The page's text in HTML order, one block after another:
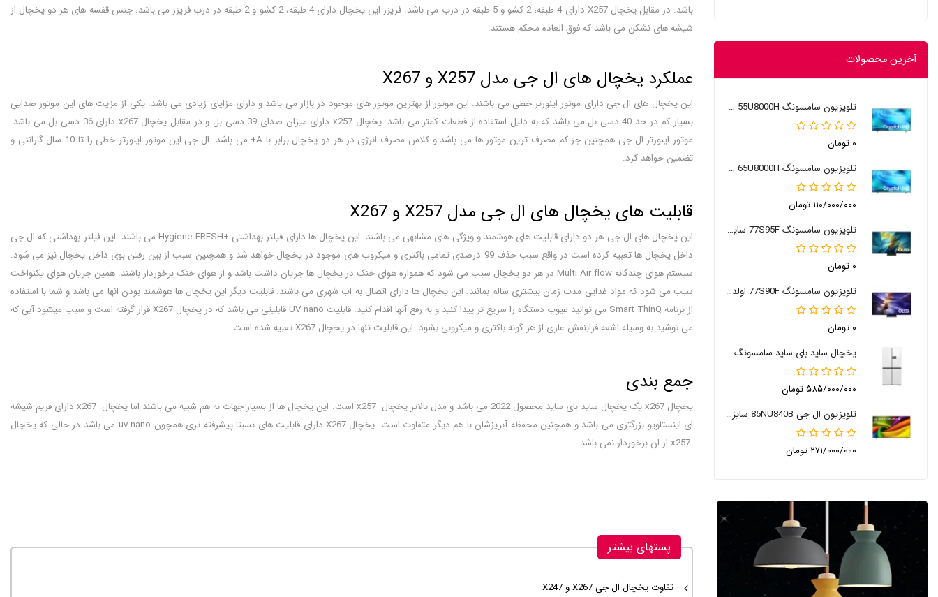
باشد. در مقابل یخچال X257 دارای 4 طبقه، 2 کشو و 5 طبقه در درب می باشد. فریزر این یخچال دارای 4 طبقه، 2 کشو و 2 طبقه در درب فریزر می باشد. جنس قفسه های هر دو یخچال از
شیشه های نشکن می باشد که فوق العاده محکم هستند.
عملکرد یخچال های ال جی مدل X257 و X267
این یخچال های ال جی دارای موتور اینورتر خطی می باشند. این موتور از بهترین موتور های موجود در بازار می باشد و دارای مزایای زیادی می باشد. یکی از مزیت های این موتور صدایی
بسیار کم در حد 40 دسی بل می باشد که به دلیل استفاده از قطعات کمتر می باشد. یخچال x257 دارای میزان صدای 39 دسی بل و در مقابل یخچال x267 دارای 36 دسی بل می باشد.
موتور اینورتر ال جی همچنین جز کم مصرف ترین موتور ها می باشد و کلاس مصرف انرژی در هر دو یخچال برابر با A+ می باشد. ال جی این موتور اینورتر خطی را تا 10 سال گارانتی و
تضمین خواهد کرد.
قابلیت های یخچال های ال جی مدل X257 و X267
این یخچال های ال جی هر دو دارای قابلیت های هوشمند و ویژگی های مشابهی می باشند. این یخچال ها دارای فیلتر بهداشتی +Hygiene FRESH می باشند. این فیلتر بهداشتی که ال جی
داخل یخچال ها تعبیه کرده است در واقع سبب حذف 99 درصدی تمامی باکتری و میکروب های موجود در یخچال خواهد شد و همچنین سبب از بین رفتن بوی داخل یخچال نیز می شود.
سیستم هوای چندگانه Multi Air flow در هر دو یخچال سبب می شود که همواره هوای خنک در یخچال ها جریان داشت باشد و از هوای خنک برخوردار باشند. همین جریان هوای یکنواخت
سبب می شود که مواد غذایی مدت زمان بیشتری سالم بمانند. این یخچال ها دارای اتصال به اب شهری می باشند. قابلیت دیگر این یخچال ها هوشمند بودن انها می باشد و شما با استفاده
از برنامه Smart ThinQ می توانید عیوب دستگاه را سریع تر پیدا کنید و به رفع آنها اقدام کنید. قابلیت UV nano قابلیتی می باشد که در یخچال X267 قرار گرفته است و سبب میشود آبی که
می نوشید به وسیله اشعه فرابنفش عاری از هر گونه باکتری و میکروبی بشود. این قابلیت تنها در یخچال X267 تعبیه شده است.
جمع بندی
یخچال x267 یک یخچال ساید بای ساید محصول 2022 می باشد و مدل بالاتر یخچال x257 است. این یخچال ها از بسیار جهات به هم شبیه می باشند اما یخچال x267 دارای فریم شیشه
ای اینستاویو بزرگتری می باشد و همچنین محفظه آبریزشان با هم دیگر متفاوت است. یخچال X267 دارای قابلیت های نسبتا پیشرفته تری همچون uv nano می باشد در حالی که یخچال
پستهای بیشتر
تفاوت یخچال ال جی X267 و X247
آخرین محصولات
تلویزیون سامسونگ 55U8000H سایز 55 اینچ 2026
۰ تومان
تلویزیون سامسونگ 65U8000H سایز 65 اینچ 2026
۱۱۰/۰۰۰/۰۰۰ تومان
تلویزیون سامسونگ 77S95F سایز 77 اینچ
۰ تومان
تلویزیون سامسونگ 77S90F اولد 77 اینچ
۰ تومان
یخچال ساید بای ساید سامسونگ RM90
۵۸۵/۰۰۰/۰۰۰ تومان
تلویزیون ال جی 85NU840B سایز 85 اینچ 2026
۲۷۱/۰۰۰/۰۰۰ تومان